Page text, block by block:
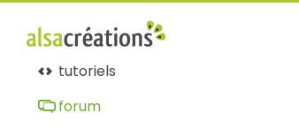
tutoriels
forum